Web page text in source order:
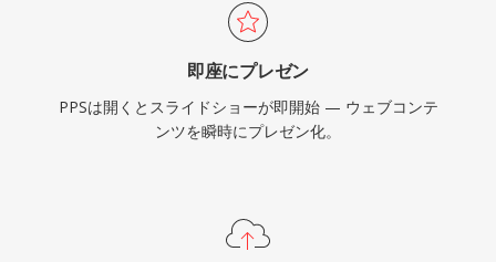
即座にプレゼン
PPSは開くとスライドショーが即開始 — ウェブコンテ
ンツを瞬時にプレゼン化。